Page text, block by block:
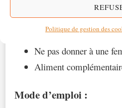
Politique de gestion des
Terre de diatomée :
infestations parasitaires
Ne pas donner avant
Ne pas donner à une
Aliment
Mode d’emploi :